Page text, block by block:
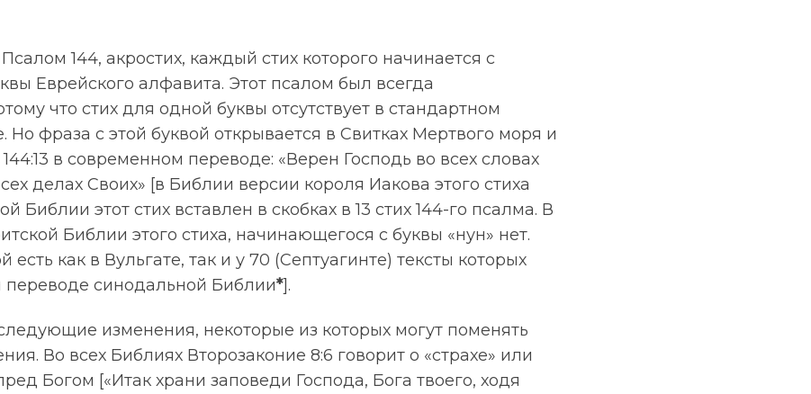
144, акростих, каждый стих которого начинается с
Еврейского алфавита. Этот псалом был всегда
что стих для одной буквы отсутствует в стандартном
Но фраза с этой буквой открывается в Свитках Мертвого моря и
в современном переводе: «Верен Господь во всех словах
делах Своих» [в Библии версии короля Иакова этого стиха
Библии этот стих вставлен в скобках в 13 стих 144-го псалма. В
Библии этого стиха, начинающегося с буквы «нун» нет.
есть как в Вульгате, так и у 70 (Септуагинте) тексты которых
переводе синодальной Библии*].
изменения, некоторые из которых могут поменять
Во всех Библиях Второзаконие 8:6 говорит о «страхе» или
Богом [«Итак храни заповеди Господа, Бога твоего, ходя